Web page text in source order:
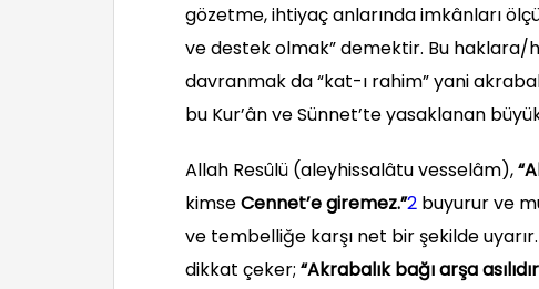
gözetme, ihtiyaç anlarında imkânları
ve destek olmak” demektir. Bu
davranmak da “kat-ı rahim” yani
bu Kur’ân ve Sünnet’te yasaklanan
Allah Resûlü (aleyhissalâtu vesselâm),
kimseCennet’e giremez.”2 buyurur ve
ve tembelliğe karşı net bir şekilde uyarır.
dikkat çeker; “Akrabalık bağı arşa